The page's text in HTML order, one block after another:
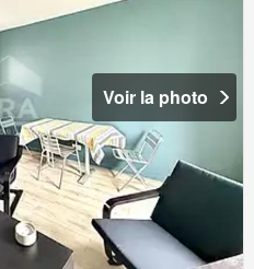
Voir la photo